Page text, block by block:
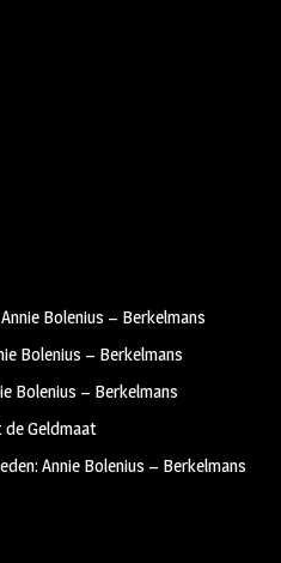
Bolenius – Berkelmans
Bolenius – Berkelmans
Bolenius – Berkelmans
Geldmaat
Annie Bolenius – Berkelmans